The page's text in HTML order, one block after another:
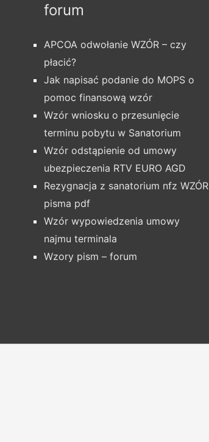
forum
APCOA odwołanie WZÓR – czy
płacić?
Jak napisać podanie do MOPS o
pomoc finansową wzór
Wzór wniosku o przesunięcie
terminu pobytu w Sanatorium
Wzór odstąpienie od umowy
ubezpieczenia RTV EURO AGD
Rezygnacja z sanatorium nfz WZÓR
pisma pdf
Wzór wypowiedzenia umowy
najmu terminala
Wzory pism – forum